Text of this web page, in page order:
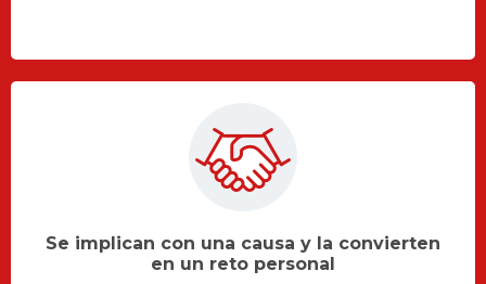
Se implican con una causa y la convierten
en un reto personal